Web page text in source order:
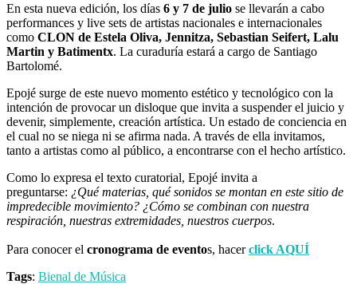
En esta nueva edición, los días 6 y 7 de julio se llevarán a cabo
performances y live sets de artistas nacionales e internacionales
como CLON de Estela Oliva, Jennitza, Sebastian Seifert, Lalu
Martin y Batimentx. La curaduría estará a cargo de Santiago
Bartolomé.
Epojé surge de este nuevo momento estético y tecnológico con la
intención de provocar un disloque que invita a suspender el juicio y
devenir, simplemente, creación artística. Un estado de conciencia en
el cual no se niega ni se afirma nada. A través de ella invitamos,
tanto a artistas como al público, a encontrarse con el hecho artístico.
Como lo expresa el texto curatorial, Epojé invita a
preguntarse: ¿Qué materias, qué sonidos se montan en este sitio de
impredecible movimiento? ¿Cómo se combinan con nuestra
respiración, nuestras extremidades, nuestros cuerpos.
Para conocer el cronograma de eventos, hacerclick AQUÍ
Tags: Bienal de Música